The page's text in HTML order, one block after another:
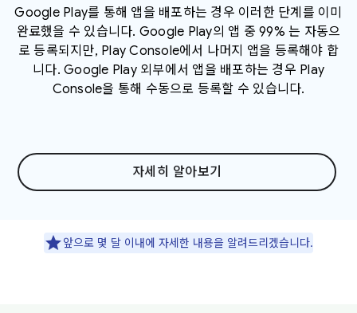
Google Play를 통해 앱을 배포하는 경우 이러한 단계를 이미
완료했을 수 있습니다. Google Play의 앱 중 99% 는 자동으
로 등록되지만, Play Console에서 나머지 앱을 등록해야 합
니다. Google Play 외부에서 앱을 배포하는 경우 Play
Console을 통해 수동으로 등록할 수 있습니다.
자세히 알아보기
앞으로 몇 달 이내에 자세한 내용을 알려드리겠습니다.